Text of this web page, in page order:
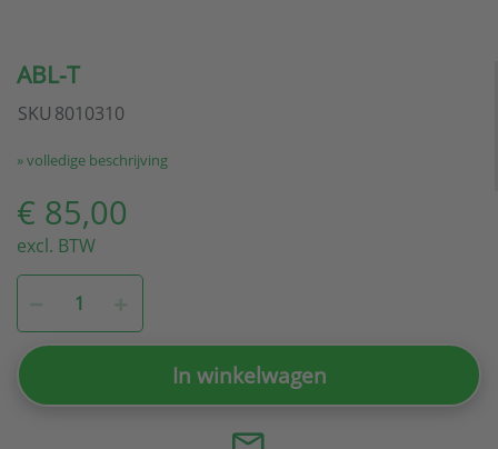
ABL-T
SKU 8010310
» volledige beschrijving
€ 85,00
excl. BTW
In winkelwagen